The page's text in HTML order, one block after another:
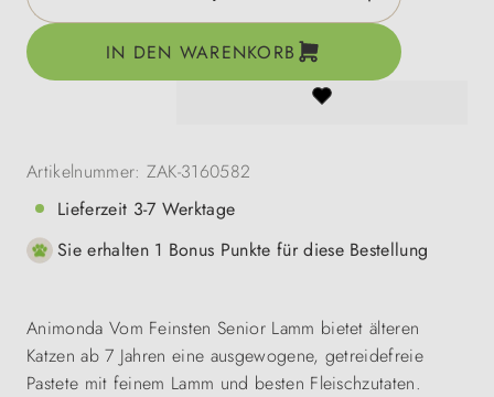
IN DEN WARENKORB
Artikelnummer: ZAK-3160582
Lieferzeit 3-7 Werktage
Sie erhalten 1 Bonus Punkte für diese Bestellung
Animonda Vom Feinsten Senior Lamm bietet älteren
Katzen ab 7 Jahren eine ausgewogene, getreidefreie
Pastete mit feinem Lamm und besten Fleischzutaten.